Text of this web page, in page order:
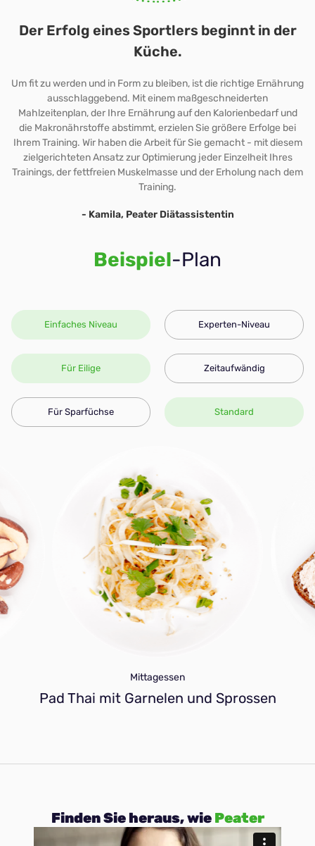
Der Erfolg eines Sportlers beginnt in der
Küche.
Um fit zu werden und in Form zu bleiben, ist die richtige Ernährung
ausschlaggebend. Mit einem maßgeschneiderten
Mahlzeitenplan, der Ihre Ernährung auf den Kalorienbedarf und
die Makronährstoffe abstimmt, erzielen Sie größere Erfolge bei
Ihrem Training. Wir haben die Arbeit für Sie gemacht - mit diesem
zielgerichteten Ansatz zur Optimierung jeder Einzelheit Ihres
Trainings, der fettfreien Muskelmasse und der Erholung nach dem
Training.
- Kamila, Peater Diätassistentin
Beispiel-Plan
Einfaches Niveau Experten-Niveau
Für Eilige Zeitaufwändig
Für Sparfüchse Standard
Mittagessen
Pad Thai mit Garnelen und Sprossen
Finden Sie heraus, wie Peater
funktioniert